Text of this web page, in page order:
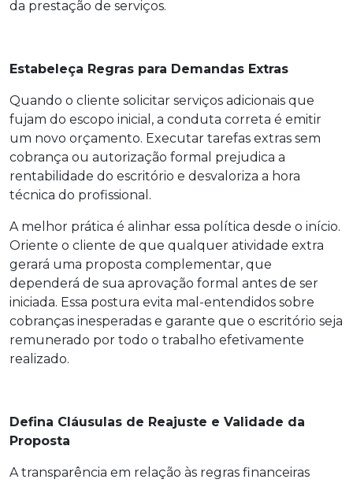
da prestação de serviços.
Estabeleça Regras para Demandas Extras
Quando o cliente solicitar serviços adicionais que
fujam do escopo inicial, a conduta correta é emitir
um novo orçamento. Executar tarefas extras sem
cobrança ou autorização formal prejudica a
rentabilidade do escritório e desvaloriza a hora
técnica do profissional.
A melhor prática é alinhar essa política desde o início.
Oriente o cliente de que qualquer atividade extra
gerará uma proposta complementar, que
dependerá de sua aprovação formal antes de ser
iniciada. Essa postura evita mal-entendidos sobre
cobranças inesperadas e garante que o escritório seja
remunerado por todo o trabalho efetivamente
realizado.
Defina Cláusulas de Reajuste e Validade da
Proposta
A transparência em relação às regras financeiras